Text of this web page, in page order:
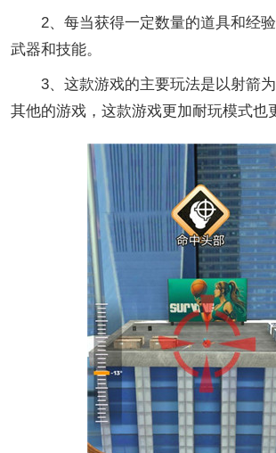
2、每当获得一定数量的道具和经验
武器和技能。
3、这款游戏的主要玩法是以射箭为
其他的游戏，这款游戏更加耐玩模式也